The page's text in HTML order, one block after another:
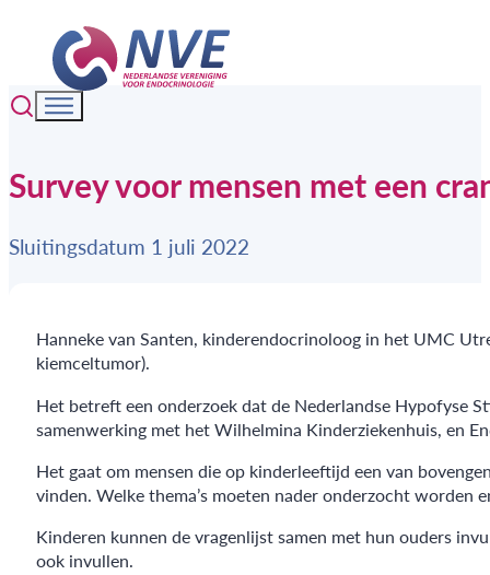
Survey voor mensen met een
Sluitingsdatum 1 juli 2022
Hanneke van Santen, kinderendocrinoloog in het UMC
kiemceltumor).
Het betreft een onderzoek dat de Nederlandse Hypofyse
samenwerking met het Wilhelmina Kinderziekenhuis, en
Het gaat om mensen die op kinderleeftijd een van
vinden. Welke thema’s moeten nader onderzocht worden
Kinderen kunnen de vragenlijst samen met hun ouders
ook invullen.